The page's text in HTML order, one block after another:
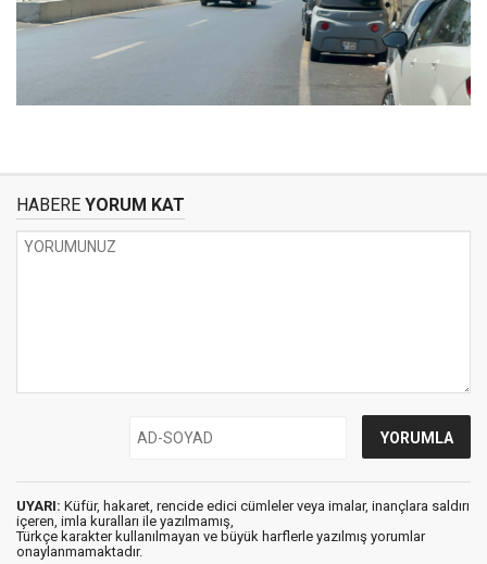
HABERE YORUM KAT
UYARI: Küfür, hakaret, rencide edici cümleler veya imalar, inançlara saldırı
içeren, imla kuralları ile yazılmamış,
Türkçe karakter kullanılmayan ve büyük harflerle yazılmış yorumlar
onaylanmamaktadır.